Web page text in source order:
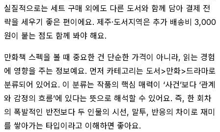
실질적으로는 세트 구매 외에도 다른 도서와 함께 담아 결제 전
략을 세우기 좋은 편이에요. 제주·도서지역은 추가 배송비 3,000
원이 붙는 점도 함께 봐야 해요.
만화책 스펙을 볼 때 중요한 건 단순한 가격이 아니라, 읽는 경험
에 영향을 주는 정보예요. 먼저 카테고리는 도서>만화>드라마로
분류되어 있어요. 이 분류는 작품의 핵심 매력이 ‘사건’보다 ‘관계
와 감정의 흐름’에 있다는 뜻으로 해석할 수 있어요. 즉, 한 회차
의 폭발적인 반전보다 두 인물의 시선, 말투, 반응의 차이로 재미
를 쌓아가는 타입이라고 이해하면 좋아요.